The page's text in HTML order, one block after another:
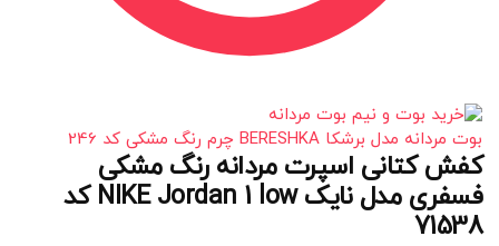
بوت مردانه مدل برشکا BERESHKA چرم رنگ مشکی کد 246
کفش کتانی اسپرت مردانه رنگ مشکی
فسفری مدل نایک NIKE Jordan 1 low کد
71538